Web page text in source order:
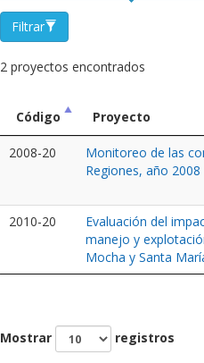
Filtrar
2 proyectos encontrados
Código Proyecto
2008-20
Monitoreo de las
Regiones, año 2008
2010-20
Evaluación del
manejo y
Mocha y Santa
Mostrar registros